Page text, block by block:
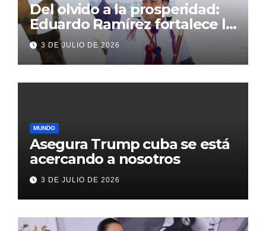
Del olvido a la prosperidad:
Eduardo Ramírez fortalece la
transformación de Aldama
con inversión histórica
3 DE JULIO DE 2026
MUNDO
Asegura Trump cuba se está
acercando a nosotros
3 DE JULIO DE 2026